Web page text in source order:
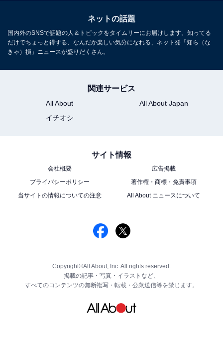
ネットの話題
国内外のSNSで話題の人＆トピックをタイムリーにお届けします。知ってる
だけでちょっと得する、なんだか楽しい気分になれる、ネット発「知ら（な
きゃ）損」ニュースが盛りだくさん。
関連サービス
All About
All About Japan
イチオシ
サイト情報
会社概要
広告掲載
プライバシーポリシー
著作権・商標・免責事項
当サイトの情報についての注意
All About ニュースについて
Copyright©All About, Inc. All rights reserved.
掲載の記事・写真・イラストなど、
すべてのコンテンツの無断複写・転載・公衆送信等を禁じます。